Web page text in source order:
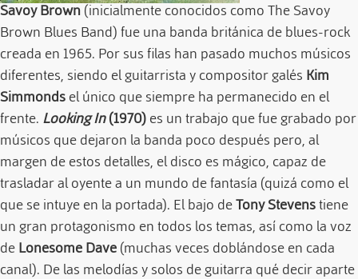
Savoy Brown (inicialmente conocidos como The Savoy
Brown Blues Band) fue una banda británica de blues-rock
creada en 1965. Por sus filas han pasado muchos músicos
diferentes, siendo el guitarrista y compositor galés Kim
Simmonds el único que siempre ha permanecido en el
frente. Looking In(1970) es un trabajo que fue grabado por
músicos que dejaron la banda poco después pero, al
margen de estos detalles, el disco es mágico, capaz de
trasladar al oyente a un mundo de fantasía (quizá como el
que se intuye en la portada). El bajo deTony Stevenstiene
un gran protagonismo en todos los temas, así como la voz
de Lonesome Dave (muchas veces doblándose en cada
canal). De las melodías y solos de guitarra qué decir aparte